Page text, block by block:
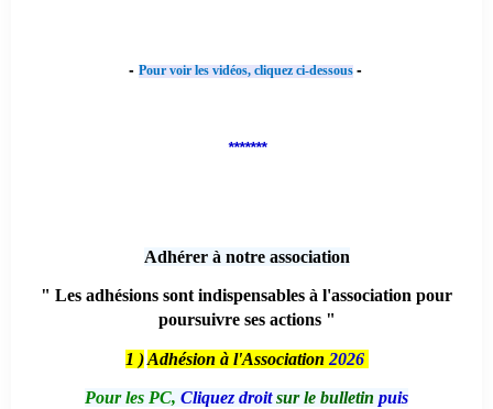
- Pour voir les vidéos, cliquez ci-dessous -
*******
Adhérer à notre association
" Les adhésions sont indispensables à l'association pour
poursuivre ses actions "
1 ) Adhésion à l'Association 2026
Pour les PC, Cliquez droitsur le bulletin puis